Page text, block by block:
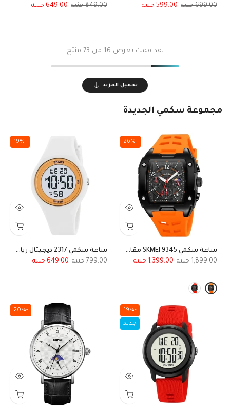
699.00
599.00
849.00
649.00
لقد قمت بعرض 16 من 73 منتج
تحميل المزيد
مجموعة سكمي الجديدة
-26%
ساعة سكمي SKMEI 9345 مقاومه للماء رياضية فاخرة للرجال كرونوغراف بستايل ريتشارد الفخم
1,899.00
1,399.00
-19%
ساعة سكمي 2317 ديجيتال رياضية مقاومة للماء باللون الأبيض للنساء والبنات
799.00
649.00
-19%
جديد
-20%